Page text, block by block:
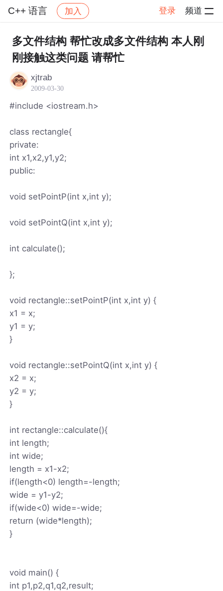
C++ 语言 加入 登录 频道
社区 C++ 语言 帖子详情
多文件结构 帮忙改成多文件结构 本人刚
刚接触这类问题 请帮忙
xjtrab
2009-03-30
#include <iostream.h>
class rectangle{
private:
int x1,x2,y1,y2;
public:
void setPointP(int x,int y);
void setPointQ(int x,int y);
int calculate();
};
void rectangle::setPointP(int x,int y) {
x1 = x;
y1 = y;
}
void rectangle::setPointQ(int x,int y) {
x2 = x;
y2 = y;
}
int rectangle::calculate(){
int length;
int wide;
length = x1-x2;
if(length<0) length=-length;
wide = y1-y2;
if(wide<0) wide=-wide;
return (wide*length);
}
void main() {
int p1,p2,q1,q2,result;